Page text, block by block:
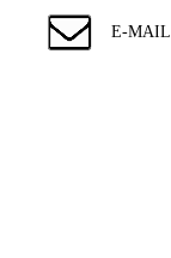
E-MAIL: